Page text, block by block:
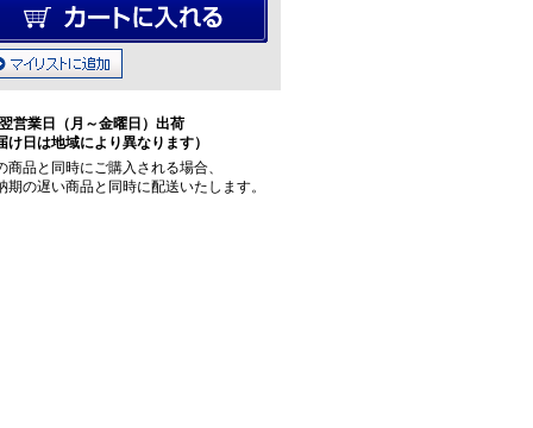
翌営業日（月～金曜日）出荷
け日は地域により異なります）
品と同時にご購入される場合、
期の遅い商品と同時に配送いたします。